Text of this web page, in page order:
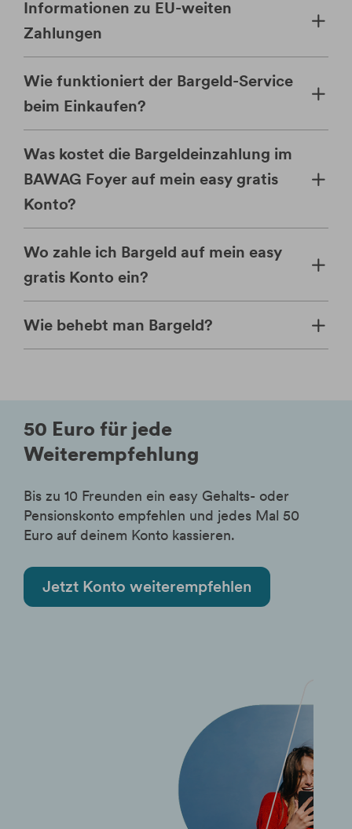
Informationen zu EU-weiten
Zahlungen
Wie funktioniert der Bargeld-Service
beim Einkaufen?
Was kostet die Bargeldeinzahlung im
BAWAG Foyer auf mein easy gratis
Konto?
Wo zahle ich Bargeld auf mein easy
gratis Konto ein?
Wie behebt man Bargeld?
50 Euro für jede
Weiterempfehlung
Bis zu 10 Freunden ein easy Gehalts- oder
Pensionskonto empfehlen und jedes Mal 50
Euro auf deinem Konto kassieren.
Jetzt Konto weiterempfehlen